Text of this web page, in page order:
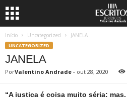
Início Uncategorized JANELA
UNCATEGORIZED
JANELA
PorValentino Andrade - out 28, 2020
“A justiça é coisa muito séria;